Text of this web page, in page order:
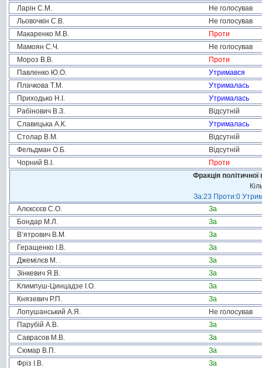
Ларін С.М.
Не голосував
Льовочкін С.В.
Не голосував
Макаренко М.В.
Проти
Мамоян С.Ч.
Не голосував
Мороз В.В.
Проти
Павленко Ю.О.
Утримався
Плачкова Т.М.
Утрималась
Приходько Н.І.
Утрималась
Рабінович В.З.
Відсутній
Славицька А.К.
Утрималась
Столар В.М.
Відсутній
Фельдман О.Б.
Відсутній
Чорний В.І.
Проти
Фракція
За:23 Проти:0
Алєксєєв С.О.
За
Бондар М.Л.
За
В’ятрович В.М.
За
Геращенко І.В.
За
Джемілєв М. .
За
Зінкевич Я.В.
За
Климпуш-Цинцадзе І.О.
За
Князевич Р.П.
За
Лопушанський А.Я.
Не голосував
Парубій А.В.
За
Саврасов М.В.
За
Сюмар В.П.
За
Фріз І.В.
За